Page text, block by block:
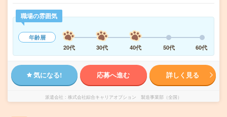
職場の雰囲気
年齢層
20代
30代 40代 50代 60代
気になる! 応募へ進む 詳しく見る
派遣会社 株式会社綜合キャリアオプション 製造事業部（全国）